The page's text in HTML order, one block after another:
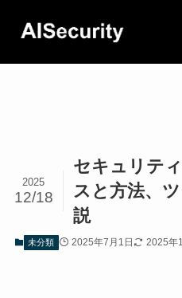
セキュリテ
スと方法、
説
2025
12/18
未分類 2025年7月1日 2025年